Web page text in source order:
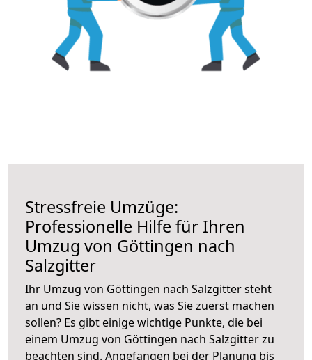
Stressfreie Umzüge:
Professionelle Hilfe für Ihren
Umzug von Göttingen nach
Salzgitter
Ihr Umzug von Göttingen nach Salzgitter steht
an und Sie wissen nicht, was Sie zuerst machen
sollen? Es gibt einige wichtige Punkte, die bei
einem Umzug von Göttingen nach Salzgitter zu
beachten sind. Angefangen bei der Planung bis